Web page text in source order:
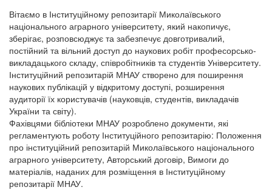
Вітаємо в Інституційному репозитарії Миколаївського
національного аграрного університету, який накопичує,
зберігає, розповсюджує та забезпечує довготривалий,
постійний та вільний доступ до наукових робіт професорсько-
викладацького складу, співробітників та студентів Університету.
Інституційний репозитарій МНАУ створено для поширення
наукових публікацій у відкритому доступі, розширення
аудиторії їх користувачів (науковців, студентів, викладачів
України та світу).
Фахівцями бібліотеки МНАУ розроблено документи, які
регламентують роботу Інституційного репозитарію: Положення
про інституційний репозитарій Миколаївського національного
аграрного університету, Авторський договір, Вимоги до
матеріалів, наданих для розміщення в Інституційному
репозитарії МНАУ.